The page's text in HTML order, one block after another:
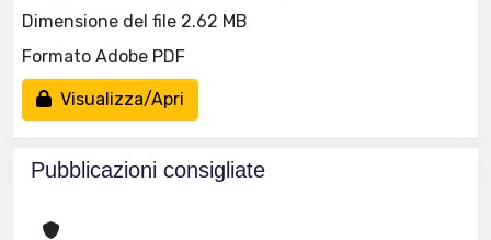
Dimensione del file 2.62 MB
Formato Adobe PDF
Visualizza/Apri
Pubblicazioni consigliate